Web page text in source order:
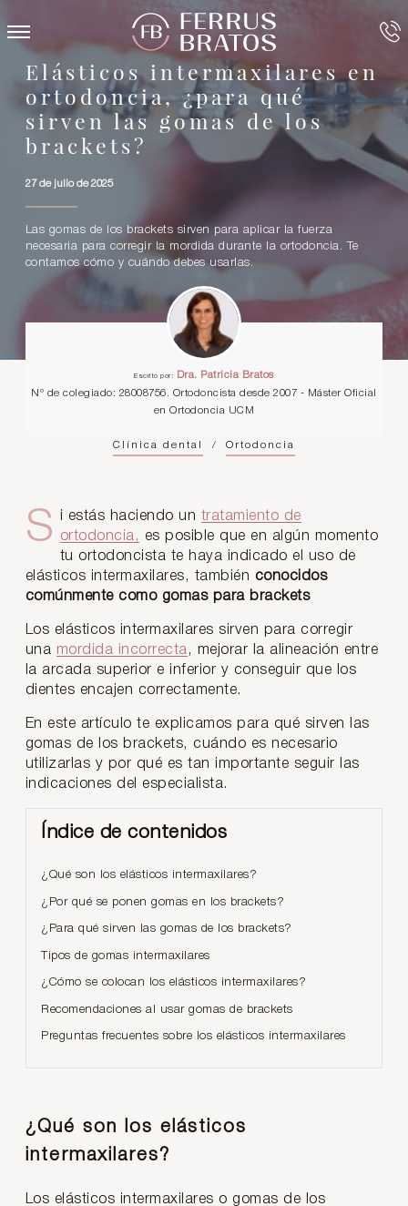
Elásticos intermaxilares en
ortodoncia, ¿para qué
sirven las gomas de los
brackets?
27 de julio de 2025
Las gomas de los brackets sirven para aplicar la fuerza
necesaria para corregir la mordida durante la ortodoncia. Te
contamos cómo y cuándo debes usarlas.
Escrito por:
Dra. Patricia Bratos
Nº de colegiado: 28008756. Ortodoncista desde 2007 - Máster Oficial
en Ortodoncia UCM
Clínica dental / Ortodoncia
Si estás haciendo un tratamiento de
ortodoncia, es posible que en algún momento
tu ortodoncista te haya indicado el uso de
elásticos intermaxilares, también conocidos
comúnmente como gomas para brackets
Los elásticos intermaxilares sirven para corregir
una mordida incorrecta , mejorar la alineación entre
la arcada superior e inferior y conseguir que los
dientes encajen correctamente.
En este artículo te explicamos para qué sirven las
gomas de los brackets, cuándo es necesario
utilizarlas y por qué es tan importante seguir las
indicaciones del especialista.
Índice de contenidos
¿Qué son los elásticos intermaxilares?
¿Por qué se ponen gomas en los brackets?
¿Para qué sirven las gomas de los brackets?
Tipos de gomas intermaxilares
¿Cómo se colocan los elásticos intermaxilares?
Recomendaciones al usar gomas de brackets
Preguntas frecuentes sobre los elásticos intermaxilares
¿Qué son los elásticos
intermaxilares?
Los elásticos intermaxilares o gomas de los